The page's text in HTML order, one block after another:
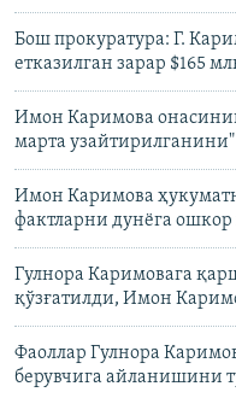
Бош прокуратура: Г.
етказилган зарар $165
Имон Каримова
марта
Имон Каримова
фактларни дунëга
Гулнора Каримовага
қўзғатилди, Имон
Фаоллар Гулнора
берувчига айланишини